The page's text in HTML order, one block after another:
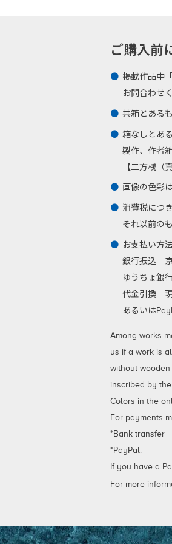
ご購入前
掲載作品中
お問合わせ
共箱とある
箱なしとあ
製作、作者
【二方桟（
画像の色彩
消費税につ
それ以前の
お支払い方
銀行振込 京
ゆうちょ銀
代金引換 現
あるいは
Among works
us if a work is
without
inscribed by
Colors in the
For payments
*Bank transfer
*PayPal.
If you have a
For more